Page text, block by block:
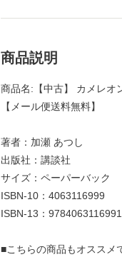
商品説明
商品名:【中古】 カメレオ
【メール便送料無料】
著者：加瀬 あつし
出版社：講談社
サイズ：ペーパーバック
ISBN-10：4063116999
ISBN-13：9784063116991
■こちらの商品もオススメ